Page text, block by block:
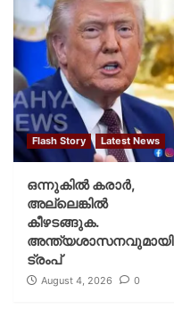
Flash Story Latest News
ഒന്നുകില്‍ കരാര്‍,
അല്ലെങ്കില്‍
കീഴടങ്ങുക.
അന്ത്യശാസനവുമായി
ട്രംപ്
August 4, 2026 0